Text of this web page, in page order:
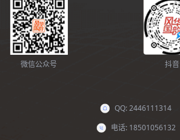
微信公众号 抖音
QQ: 2446111314
电话: 18501056132